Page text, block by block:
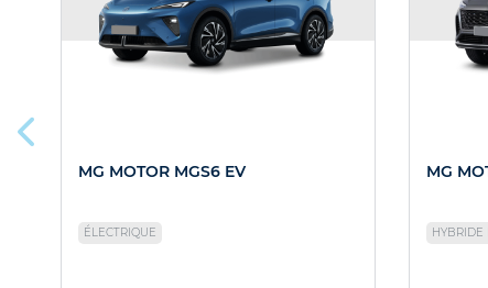
MG MOTOR MGS6 EV
ÉLECTRIQUE
MG
HYBRIDE